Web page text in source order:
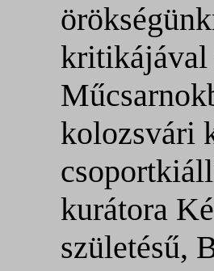
kritikájával
kolozsvári
kurátora
születésű,